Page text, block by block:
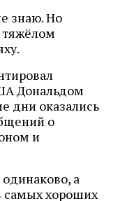
знаю. Но
тяжёлом
Дональдом
дни оказались
о
и
а
самых хороших